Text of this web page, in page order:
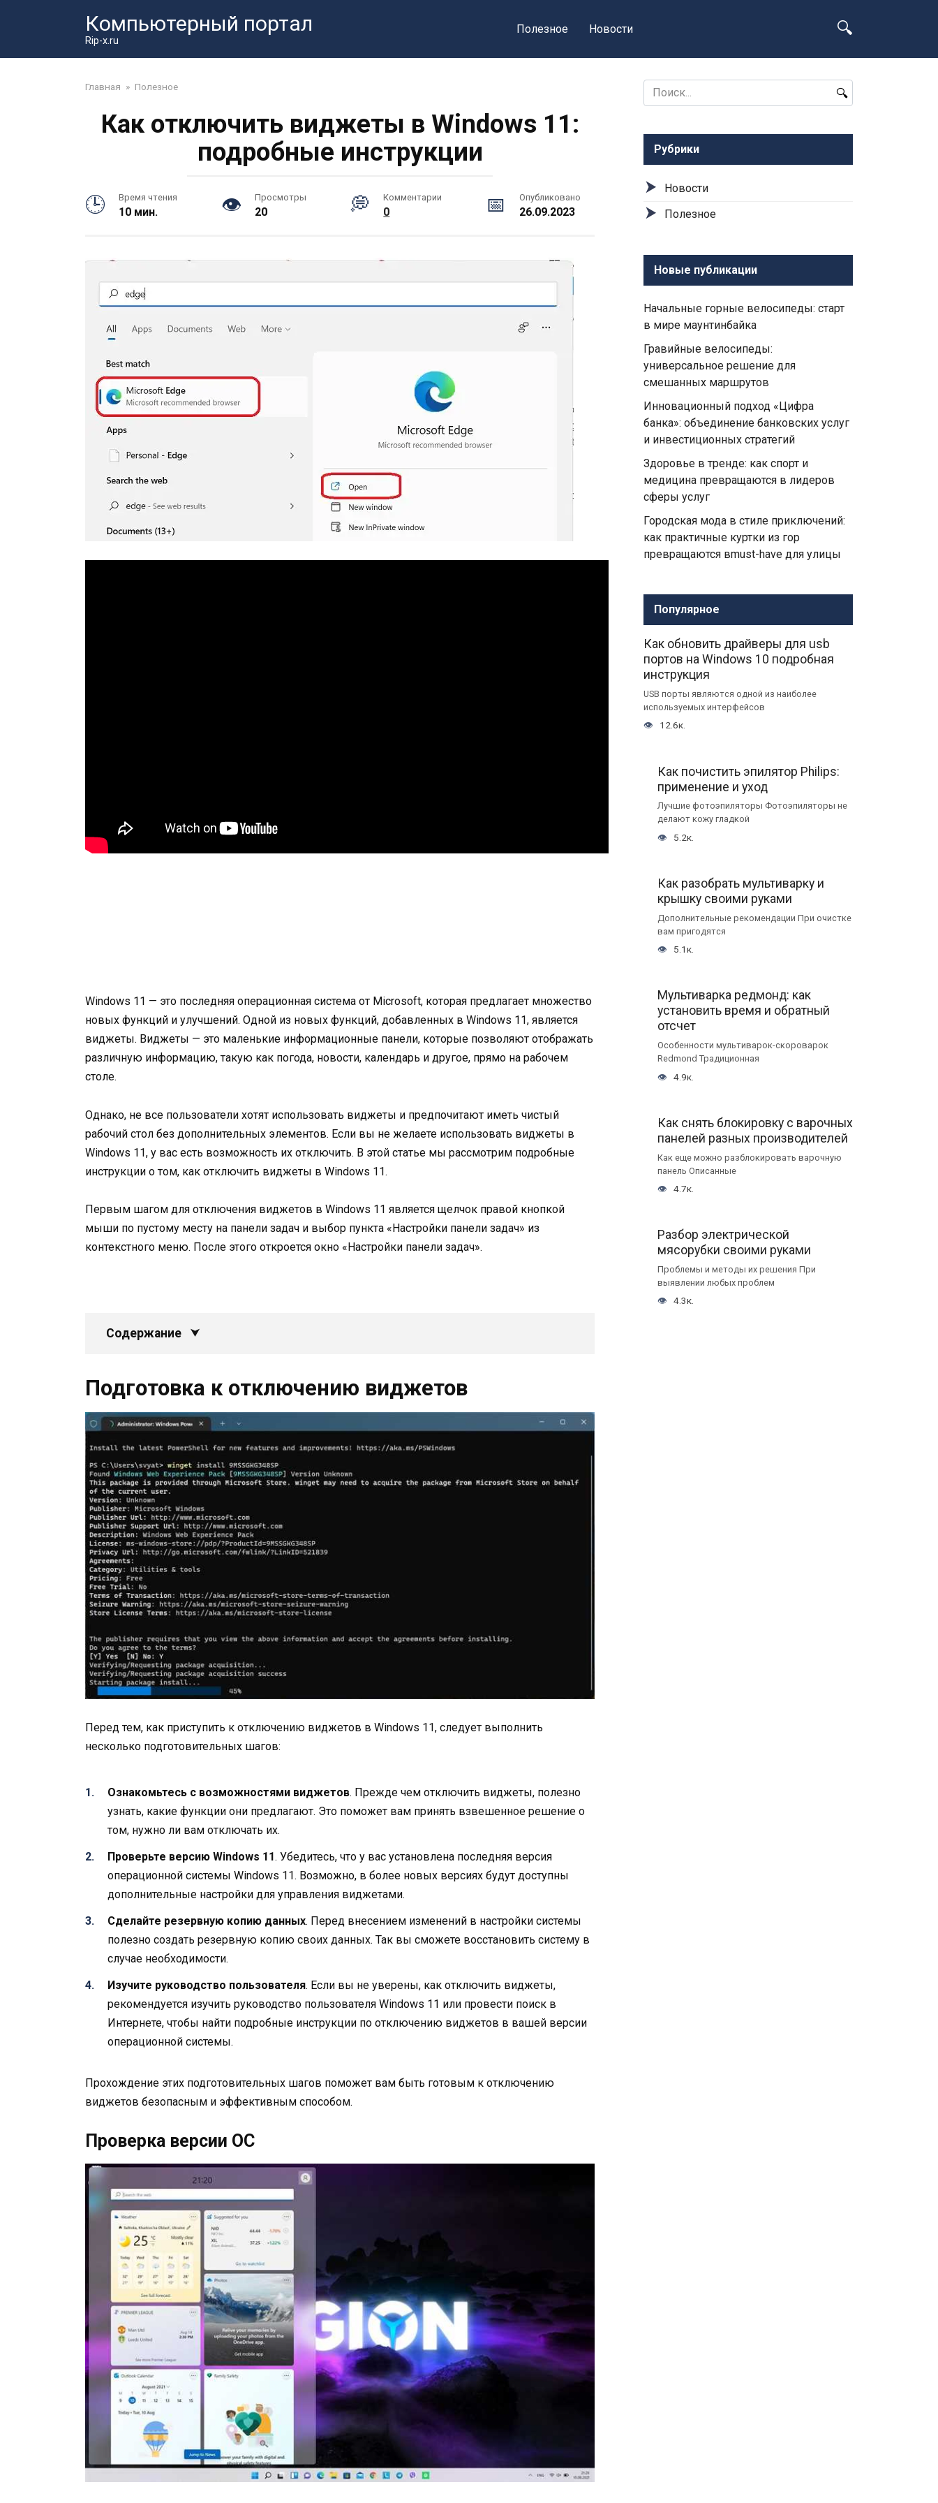
Компьютерный портал
Rip-x.ru
Полезное Новости
Главная » Полезное
Как отключить виджеты в Windows 11:
подробные инструкции
Время чтения
10 мин.
Просмотры
20
Комментарии
0
Опубликовано
26.09.2023
Windows 11 — это последняя операционная система от Microsoft, которая предлагает множество
новых функций и улучшений. Одной из новых функций, добавленных в Windows 11, является
виджеты. Виджеты — это маленькие информационные панели, которые позволяют отображать
различную информацию, такую как погода, новости, календарь и другое, прямо на рабочем
столе.
Однако, не все пользователи хотят использовать виджеты и предпочитают иметь чистый
рабочий стол без дополнительных элементов. Если вы не желаете использовать виджеты в
Windows 11, у вас есть возможность их отключить. В этой статье мы рассмотрим подробные
инструкции о том, как отключить виджеты в Windows 11.
Первым шагом для отключения виджетов в Windows 11 является щелчок правой кнопкой
мыши по пустому месту на панели задач и выбор пункта «Настройки панели задач» из
контекстного меню. После этого откроется окно «Настройки панели задач».
Содержание
Подготовка к отключению виджетов
Перед тем, как приступить к отключению виджетов в Windows 11, следует выполнить
несколько подготовительных шагов:
Ознакомьтесь с возможностями виджетов. Прежде чем отключить виджеты, полезно
узнать, какие функции они предлагают. Это поможет вам принять взвешенное решение о
том, нужно ли вам отключать их.
Проверьте версию Windows 11. Убедитесь, что у вас установлена последняя версия
операционной системы Windows 11. Возможно, в более новых версиях будут доступны
дополнительные настройки для управления виджетами.
Сделайте резервную копию данных. Перед внесением изменений в настройки системы
полезно создать резервную копию своих данных. Так вы сможете восстановить систему в
случае необходимости.
Изучите руководство пользователя. Если вы не уверены, как отключить виджеты,
рекомендуется изучить руководство пользователя Windows 11 или провести поиск в
Интернете, чтобы найти подробные инструкции по отключению виджетов в вашей версии
операционной системы.
Прохождение этих подготовительных шагов поможет вам быть готовым к отключению
виджетов безопасным и эффективным способом.
Проверка версии ОС
Search
for:
Рубрики
Новости
Полезное
Новые публикации
Начальные горные велосипеды: старт
в мире маунтинбайка
Гравийные велосипеды:
универсальное решение для
смешанных маршрутов
Инновационный подход «Цифра
банка»: объединение банковских услуг
и инвестиционных стратегий
Здоровье в тренде: как спорт и
медицина превращаются в лидеров
сферы услуг
Городская мода в стиле приключений:
как практичные куртки из гор
превращаются вmust-have для улицы
Популярное
Как обновить драйверы для usb
портов на Windows 10 подробная
инструкция
USB порты являются одной из наиболее
используемых интерфейсов
12.6к.
Как почистить эпилятор Philips:
применение и уход
Лучшие фотоэпиляторы Фотоэпиляторы не
делают кожу гладкой
5.2к.
Как разобрать мультиварку и
крышку своими руками
Дополнительные рекомендации При очистке
вам пригодятся
5.1к.
Мультиварка редмонд: как
установить время и обратный
отсчет
Особенности мультиварок-скороварок
Redmond Традиционная
4.9к.
Как снять блокировку с варочных
панелей разных производителей
Как еще можно разблокировать варочную
панель Описанные
4.7к.
Разбор электрической
мясорубки своими руками
Проблемы и методы их решения При
выявлении любых проблем
4.3к.